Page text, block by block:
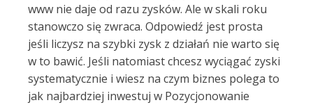
www nie daje od razu zysków. Ale w skali roku
stanowczo się zwraca. Odpowiedź jest prosta
jeśli liczysz na szybki zysk z działań nie warto się
w to bawić. Jeśli natomiast chcesz wyciągać zyski
systematycznie i wiesz na czym biznes polega to
jak najbardziej inwestuj w Pozycjonowanie